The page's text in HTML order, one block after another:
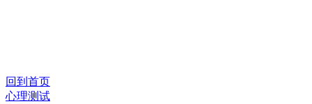
回到首页
心理测试